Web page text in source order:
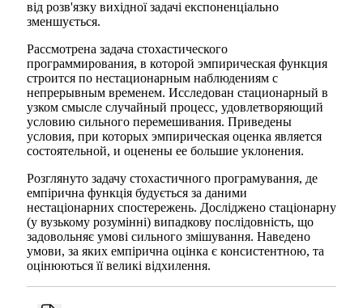
від розв'язку вихідної задачі експоненціально
зменшується.
Рассмотрена задача стохастического
программирования, в которой эмпирическая функция
строится по нестационарным наблюдениям с
непрерывным временем. Исследован стационарный в
узком смысле случайный процесс, удовлетворяющий
условию сильного перемешивания. Приведены
условия, при которых эмпирическая оценка является
состоятельной, и оценены ее большие уклонения.
Розглянуто задачу стохастичного програмування, де
емпірична функція будується за даними
нестаціонарних спостережень. Досліджено стаціонарну
(у вузькому розумінні) випадкову послідовність, що
задовольняє умові сильного змішування. Наведено
умови, за яких емпірична оцінка є консистентною, та
оцінюються її великі відхилення.